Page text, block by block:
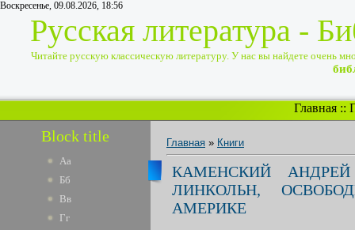
Воскресенье, 09.08.2026, 18:56
Русская литература -
Читайте русскую классическую литературу. У нас вы найдете очень
Главная ::
Block title
Аа
Бб
Вв
Гг
Главная » Книги
КАМЕНСКИЙ
ЛИНКОЛЬН,
АМЕРИКЕ